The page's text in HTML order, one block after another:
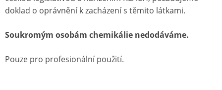
doklad o oprávnění k zacházení s těmito látkami.
Soukromým osobám chemikálie nedodáváme.
Pouze pro profesionální použití.